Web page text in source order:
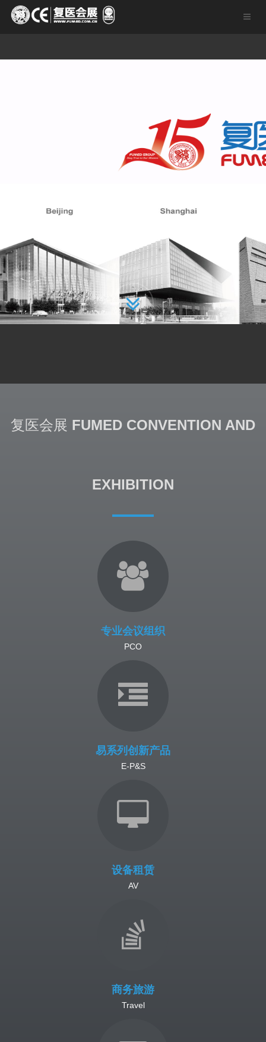
复医会展 FUMED CONVENTION AND
EXHIBITION
专业会议组织
PCO
易系列创新产品
E-P&S
设备租赁
AV
商务旅游
Travel